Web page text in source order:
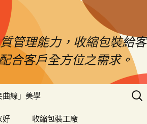
管理能力，收縮包裝給客
合客戶全方位之需求。
曲線」美學
好 收縮包裝工廠
搜
尋